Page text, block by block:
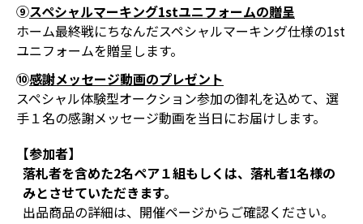
⑨スペシャルマーキング1stユニフォームの贈呈
ホーム最終戦にちなんだスペシャルマーキング仕様の1st
ユニフォームを贈呈します。
⑩感謝メッセージ動画のプレゼント
スペシャル体験型オークション参加の御礼を込めて、選
手１名の感謝メッセージ動画を当日にお届けします。
【参加者】
落札者を含めた2名ペア１組もしくは、落札者1名様の
みとさせていただきます。
出品商品の詳細は、開催ページからご確認ください。